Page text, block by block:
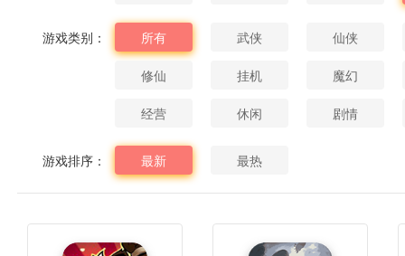
游戏类别： 所有 武侠 仙侠
修仙 挂机 魔幻
经营 休闲 剧情
游戏排序： 最新 最热